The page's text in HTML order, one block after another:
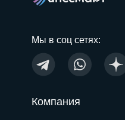
Мы в соц сетях:
Компания